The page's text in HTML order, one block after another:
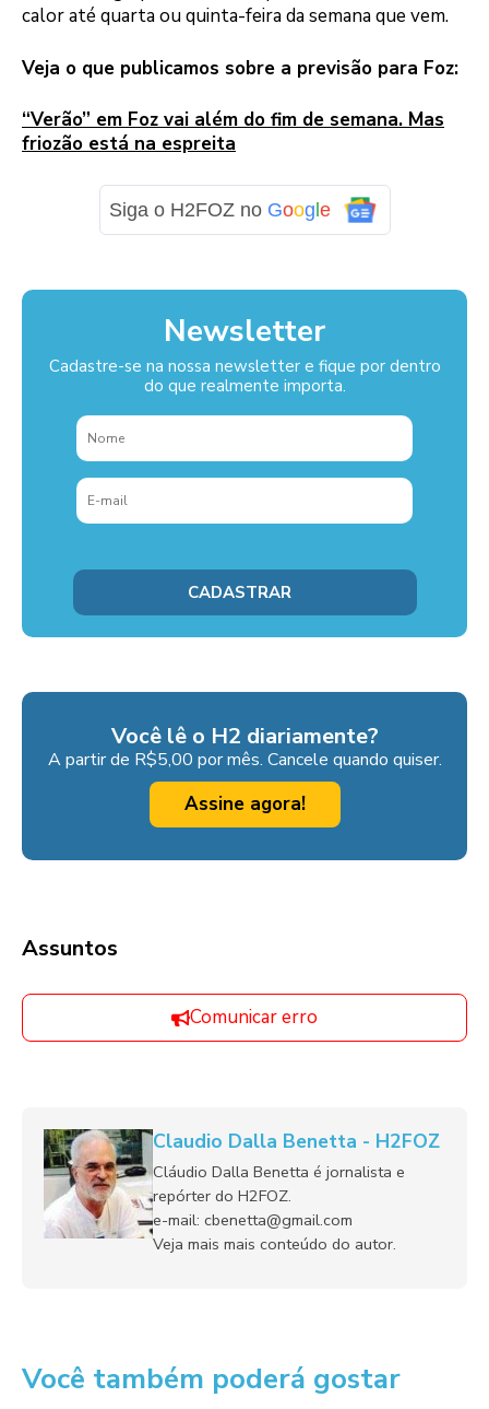
calor até quarta ou quinta-feira da semana que vem.
Veja o que publicamos sobre a previsão para Foz:
“Verão” em Foz vai além do fim de semana. Mas
friozão está na espreita
Siga o H2FOZ no Google
Newsletter
Cadastre-se na nossa newsletter e fique por dentro
do que realmente importa.
Você lê o H2 diariamente?
A partir de R$5,00 por mês. Cancele quando quiser.
Assine agora!
Assuntos
Comunicar erro
Claudio Dalla Benetta - H2FOZ
Cláudio Dalla Benetta é jornalista e
repórter do H2FOZ.
e-mail: cbenetta@gmail.com
Veja mais mais conteúdo do autor.
Você também poderá gostar